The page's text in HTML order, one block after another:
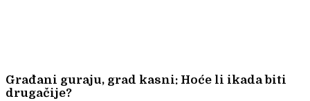
Građani guraju, grad kasni: Hoće li ikada biti
drugačije?